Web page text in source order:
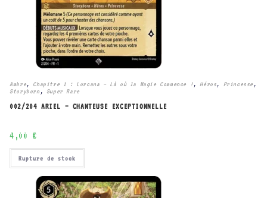
Ambre, Chapitre 1 : Lorcana – Là où la Magie Commence !, Héros, Princesse ,
Storyborn , Super Rare
002/204 ARIEL – CHANTEUSE EXCEPTIONNELLE
4,00 €
Rupture de stock